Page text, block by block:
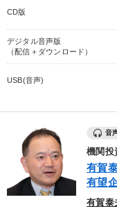
CD版
デジタル音声版
（配信＋ダウンロード）
USB(音声)
音
機関投
有賀
有望
有賀泰